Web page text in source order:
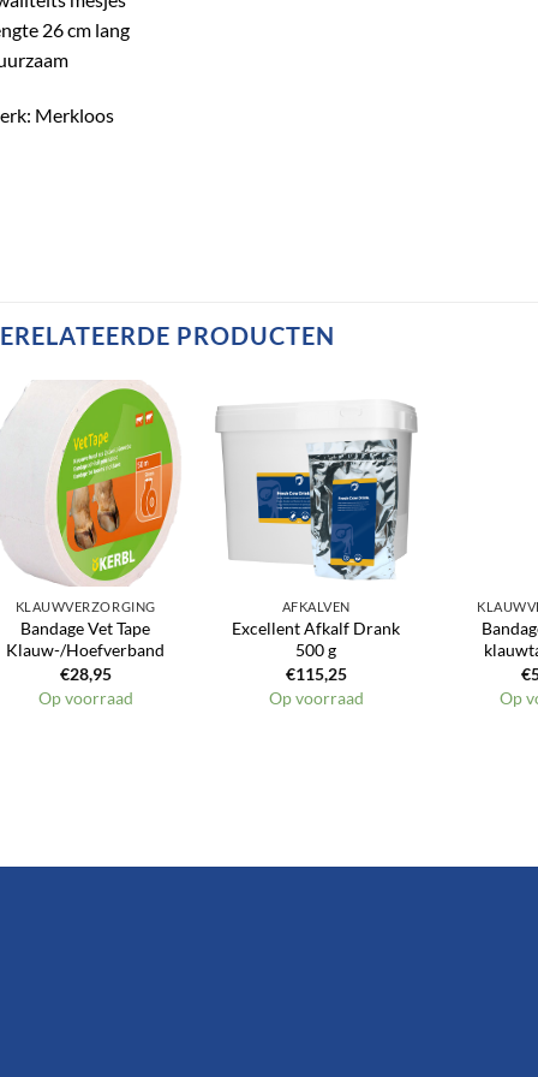
26 cm lang
Merkloos
PRODUCTEN
Toevoegen
aan
verlanglijst
KLAUWVERZORGING
Bandage Vet Tape
Klauw-/Hoefverband
€28,95
Op voorraad
Toevoegen
aan
verlanglijst
AFKALVEN
Excellent Afkalf Drank
500 g
€115,25
Op voorraad
€
Op